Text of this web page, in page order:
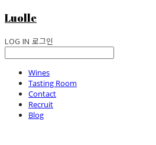
Luolle
LOG IN 로그인
Wines
Tasting Room
Contact
Recruit
Blog